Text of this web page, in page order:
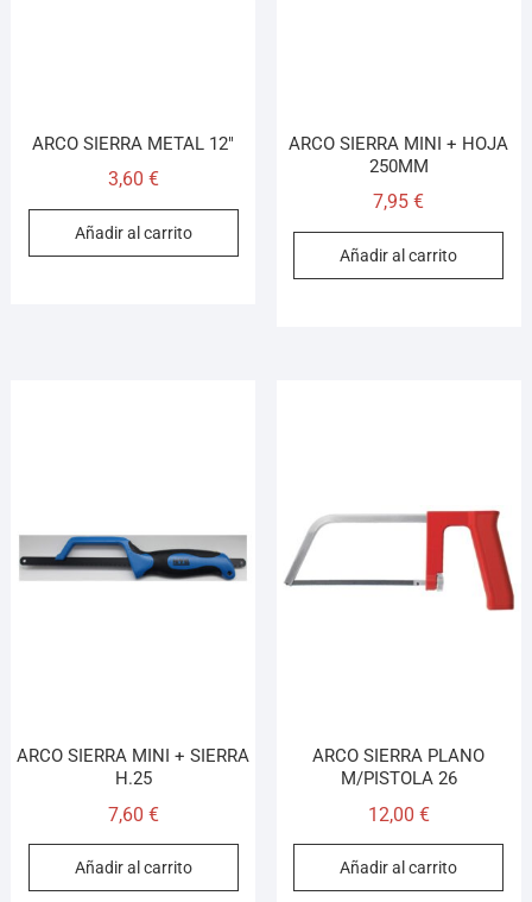
ARCO SIERRA METAL 12″
3,60 €
Añadir al carrito
ARCO SIERRA MINI + HOJA
250MM
7,95€
Añadir al carrito
ARCO SIERRA MINI + SIERRA
H.25
7,60 €
Añadir al carrito
ARCO SIERRA PLANO
M/PISTOLA 26
12,00 €
Añadir al carrito